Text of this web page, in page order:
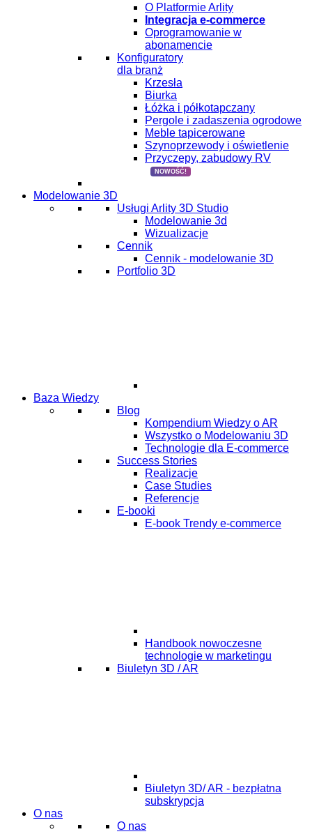
O Platformie Arlity
Integracja e-commerce
Oprogramowanie w
abonamencie
Konfiguratory
dla branż
Krzesła
Biurka
Łóżka i półkotapczany
Pergole i zadaszenia ogrodowe
Meble tapicerowane
Szynoprzewody i oświetlenie
Przyczepy, zabudowy RV
NOWOŚĆ!
Modelowanie 3D
Usługi Arlity 3D Studio
Modelowanie 3d
Wizualizacje
Cennik
Cennik - modelowanie 3D
Portfolio 3D
Baza Wiedzy
Blog
Kompendium Wiedzy o AR
Wszystko o Modelowaniu 3D
Technologie dla E-commerce
Success Stories
Realizacje
Case Studies
Referencje
E-booki
E-book Trendy e-commerce
Handbook nowoczesne
technologie w marketingu
Biuletyn 3D / AR
Biuletyn 3D/ AR - bezpłatna
subskrypcja
O nas
O nas